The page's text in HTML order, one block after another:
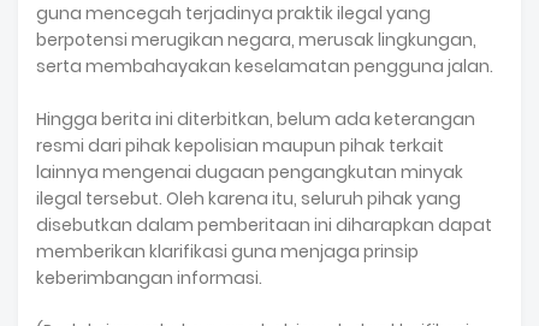
guna mencegah terjadinya praktik ilegal yang
berpotensi merugikan negara, merusak lingkungan,
serta membahayakan keselamatan pengguna jalan.
Hingga berita ini diterbitkan, belum ada keterangan
resmi dari pihak kepolisian maupun pihak terkait
lainnya mengenai dugaan pengangkutan minyak
ilegal tersebut. Oleh karena itu, seluruh pihak yang
disebutkan dalam pemberitaan ini diharapkan dapat
memberikan klarifikasi guna menjaga prinsip
keberimbangan informasi.